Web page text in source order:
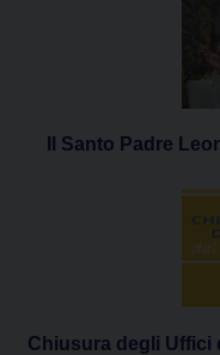
Il Santo Padre
Chiusura degli Uffici